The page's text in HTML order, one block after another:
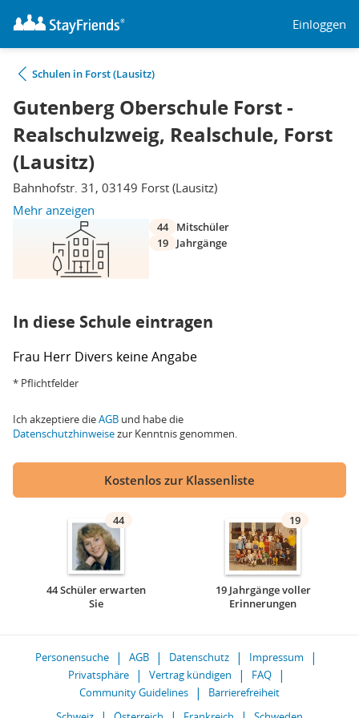
Einloggen
Schulen in Forst (Lausitz)
Gutenberg Oberschule Forst -
Realschulzweig, Realschule, Forst
(Lausitz)
Bahnhofstr. 31, 03149 Forst (Lausitz)
Mehr anzeigen
44
Mitschüler
19
Jahrgänge
In diese Schule eintragen
Frau Herr Divers keine Angabe
* Pflichtfelder
Ich akzeptiere dieAGB und habe die
Datenschutzhinweisezur Kenntnis genommen.
Kostenlos zur Klassenliste
44
44 Schüler erwarten
Sie
19
19 Jahrgänge voller
Erinnerungen
Personensuche AGB Datenschutz
Impressum
Privatsphäre
Vertrag kündigen
FAQ
Community Guidelines
Barrierefreiheit